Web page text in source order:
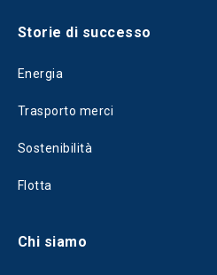
Storie di successo
Energia
Trasporto merci
Sostenibilità
Flotta
Chi siamo